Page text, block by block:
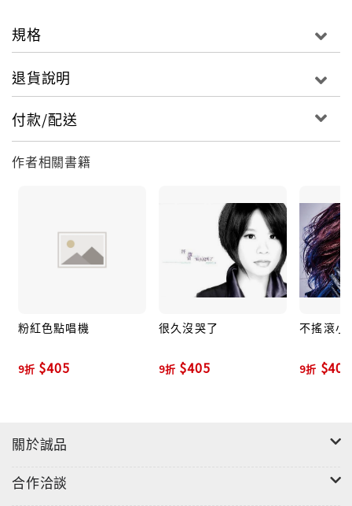
規格
退貨說明
付款/配送
作者相關書籍
粉紅色點唱機
9折 $405
很久沒哭了
9折 $405
不搖滾小
9折 $405
關於誠品
合作洽談